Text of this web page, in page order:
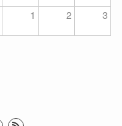
1 2 3